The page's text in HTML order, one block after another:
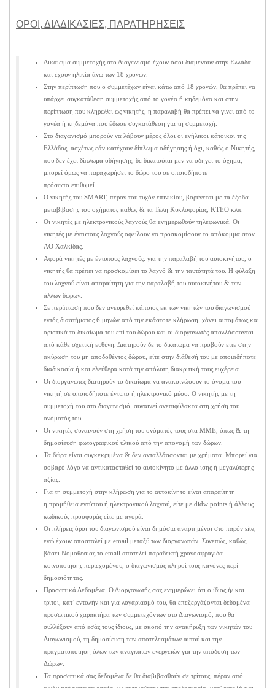
ΟΡΟΙ, ΔΙΑΔΙΚΑΣΙΕΣ, ΠΑΡΑΤΗΡΗΣΕΙΣ
Δικαίωμα συμμετοχής στο Διαγωνισμό έχουν όσοι διαμένουν στην Ελλάδα
και έχουν ηλικία άνω των 18 χρονών.
Στην περίπτωση που ο συμμετέχων είναι κάτω από 18 χρονών, θα πρέπει να
υπάρχει συγκατάθεση συμμετοχής από το γονέα ή κηδεμόνα και στην
περίπτωση που κληρωθεί ως νικητής, η παραλαβή θα πρέπει να γίνει από το
γονέα ή κηδεμόνα που έδωσε συγκατάθεση για τη συμμετοχή.
Στο διαγωνισμό μπορούν να λάβουν μέρος όλοι οι ενήλικοι κάτοικοι της
Ελλάδας, ασχέτως εάν κατέχουν δίπλωμα οδήγησης ή όχι, καθώς ο Νικητής,
που δεν έχει δίπλωμα οδήγησης, δε δικαιούται μεν να οδηγεί το όχημα,
μπορεί όμως να παραχωρήσει το δώρο του σε οποιοδήποτε
πρόσωπο επιθυμεί.
Ο νικητής του SMART, πέραν του τυχόν επινικίου, βαρύνεται με τα έξοδα
μεταβίβασης του οχήματος καθώς & τα Τέλη Κυκλοφορίας, ΚΤΕΟ κλπ.
Οι νικητές με ηλεκτρονικούς λαχνούς θα ενημερωθούν τηλεφωνικά. Οι
νικητές με έντυπους λαχνούς οφείλουν να προσκομίσουν το απόκομμα στον
ΑΟ Χαλκίδας.
Αφορά νικητές με έντυπους λαχνούς: για την παραλαβή του αυτοκινήτου, ο
νικητής θα πρέπει να προσκομίσει το λαχνό & την ταυτότητά του. Η φύλαξη
του λαχνού είναι απαραίτητη για την παραλαβή του αυτοκινήτου & των
άλλων δώρων.
Σε περίπτωση που δεν ανευρεθεί κάποιος εκ των νικητών του διαγωνισμού
εντός διαστήματος 6 μηνών από την εκάστοτε κλήρωση, χάνει αυτομάτως και
οριστικά το δικαίωμα του επί του δώρου και οι διοργανωτές απαλλάσσονται
από κάθε σχετική ευθύνη. Διατηρούν δε το δικαίωμα να προβούν είτε στην
ακύρωση του μη αποδοθέντος δώρου, είτε στην διάθεσή του με οποιαδήποτε
διαδικασία ή και ελεύθερα κατά την απόλυτη διακριτική τους ευχέρεια.
Οι διοργανωτές διατηρούν το δικαίωμα να ανακοινώσουν το όνομα του
νικητή σε οποιοδήποτε έντυπο ή ηλεκτρονικό μέσο. Ο νικητής με τη
συμμετοχή του στο διαγωνισμό, συναινεί ανεπιφύλακτα στη χρήση του
ονόματός του.
Οι νικητές συναινούν στη χρήση του ονόματός τους στα ΜΜΕ, όπως & τη
δημοσίευση φωτογραφικού υλικού από την απονομή των δώρων.
Τα δώρα είναι συγκεκριμένα & δεν ανταλλάσσονται με χρήματα. Μπορεί για
σοβαρό λόγο να αντικατασταθεί το αυτοκίνητο με άλλο ίσης ή μεγαλύτερης
αξίας.
Για τη συμμετοχή στην κλήρωση για το αυτοκίνητο είναι απαραίτητη
η προμήθεια εντύπου ή ηλεκτρονικού λαχνού, είτε με didw points ή άλλους
κωδικούς προσφοράς είτε με αγορά.
Οι πλήρεις όροι του διαγωνισμού είναι δημόσια αναρτημένοι στο παρόν site,
ενώ έχουν αποσταλεί με email μεταξύ των διοργανωτών. Συνεπώς, καθώς
βάσει Νομοθεσίας το email αποτελεί παραδεκτή χρονοσφραγίδα
κοινοποίησης περιεχομένου, ο διαγωνισμός πληροί τους κανόνες περί
δημοσιότητας.
Προσωπικά Δεδομένα. Ο Διοργανωτής σας ενημερώνει ότι ο ίδιος ή/ και
τρίτοι, κατ’ εντολήν και για λογαριασμό του, θα επεξεργάζονται δεδομένα
προσωπικού χαρακτήρα των συμμετεχόντων στο Διαγωνισμό, που θα
συλλέξουν από εσάς τους ίδιους, με σκοπό την ανακήρυξη των νικητών του
Διαγωνισμού, τη δημοσίευση των αποτελεσμάτων αυτού και την
πραγματοποίηση όλων των αναγκαίων ενεργειών για την απόδοση των
Δώρων.
Τα προσωπικά σας δεδομένα δε θα διαβιβασθούν σε τρίτους, πέραν από